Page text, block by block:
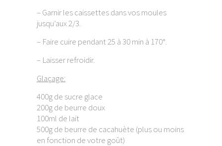
– Garnir les caissettes dans vos moules
jusqu’aux 2/3.
– Faire cuire pendant 25 à 30 min à 170°.
– Laisser refroidir.
Glaçage:
400g de sucre glace
200g de beurre doux
100ml de lait
500g de beurre de cacahuète (plus ou moins
en fonction de votre goût)